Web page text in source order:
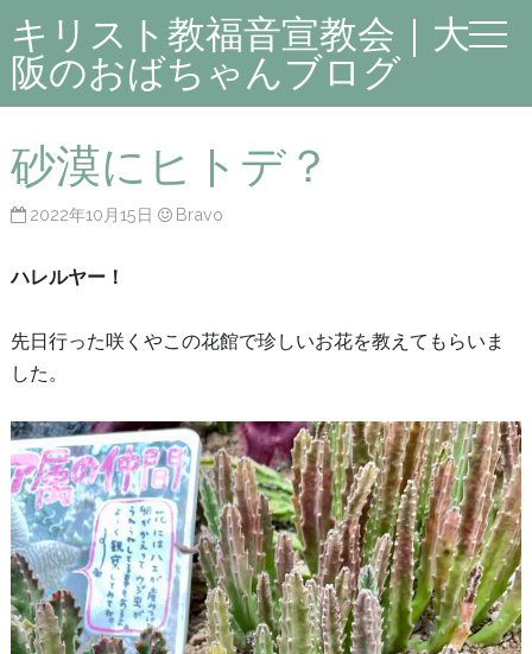
キリスト教福音宣教会｜大
阪のおばちゃんブログ
砂漠にヒトデ？
2022年10月15日 Bravo
ハレルヤー！
先日行った咲くやこの花館で珍しいお花を教えてもらいま
した。